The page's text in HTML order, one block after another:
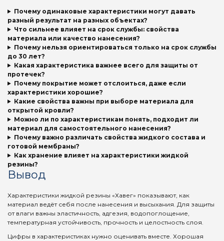
Почему одинаковые характеристики могут давать
разный результат на разных объектах?
Что сильнее влияет на срок службы: свойства
материала или качество нанесения?
Почему нельзя ориентироваться только на срок службы
до 30 лет?
Какая характеристика важнее всего для защиты от
протечек?
Почему покрытие может отслоиться, даже если
характеристики хорошие?
Какие свойства важны при выборе материала для
открытой кровли?
Можно ли по характеристикам понять, подходит ли
материал для самостоятельного нанесения?
Почему важно различать свойства жидкого состава и
готовой мембраны?
Как хранение влияет на характеристики жидкой
резины?
Вывод
Характеристики жидкой резины «Хавег» показывают, как
материал ведёт себя после нанесения и высыхания. Для защиты
от влаги важны эластичность, адгезия, водопоглощение,
температурная устойчивость, прочность и целостность слоя.
Цифры в характеристиках нужно оценивать вместе. Хорошая